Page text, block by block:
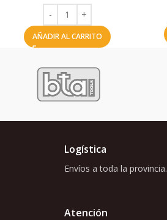
AÑADIR AL CARRITO
Logística
Envíos a toda la provincia.
Atención